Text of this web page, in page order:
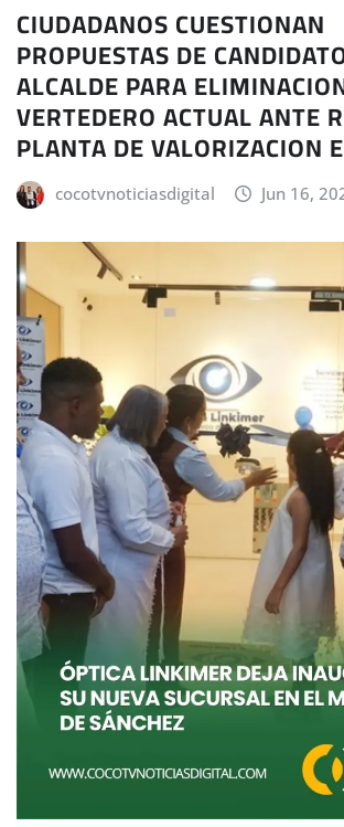
CIUDADANOS CUESTIONAN
PROPUESTAS DE
ALCALDE PARA
VERTEDERO ACTUAL ANTE
PLANTA DE VALORIZACION
cocotvnoticiasdigital Jun 16,